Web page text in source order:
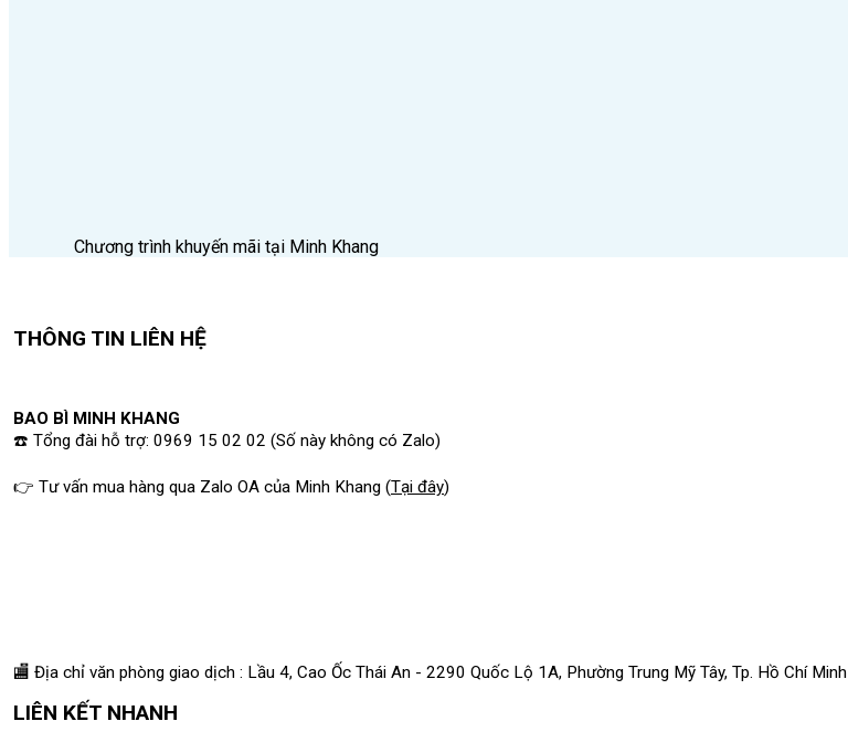
Chương trình khuyến mãi tại Minh Khang
THÔNG TIN LIÊN HỆ
BAO BÌ MINH KHANG
☎️ Tổng đài hỗ trợ: 0969 15 02 02 (Số này không có Zalo)
👉 Tư vấn mua hàng qua Zalo OA của Minh Khang (Tại đây)
🏬 Địa chỉ văn phòng giao dịch : Lầu 4, Cao Ốc Thái An - 2290 Quốc Lộ 1A, Phường Trung Mỹ Tây, Tp. Hồ Chí Minh
LIÊN KẾT NHANH